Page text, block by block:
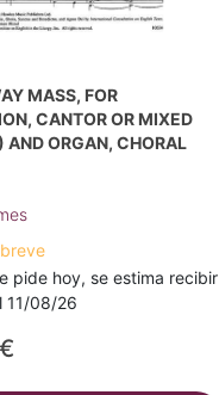
MASS, FOR
CANTOR OR MIXED
AND ORGAN, CHORAL
pide hoy, se estima recibir
11/08/26